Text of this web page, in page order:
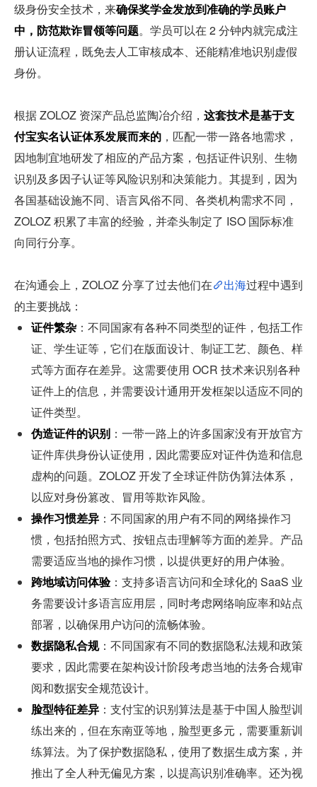
级身份安全技术，来确保奖学金发放到准确的学员账户
中，防范欺诈冒领等问题。学员可以在 2 分钟内就完成注
册认证流程，既免去人工审核成本、还能精准地识别虚假
身份。
根据 ZOLOZ 资深产品总监陶冶介绍， 这套技术是基于支
付宝实名认证体系发展而来的 ，匹配一带一路各地需求，
因地制宜地研发了相应的产品方案，包括证件识别、生物
识别及多因子认证等风险识别和决策能力。其提到，因为
各国基础设施不同、语言风俗不同、各类机构需求不同，
ZOLOZ 积累了丰富的经验，并牵头制定了 ISO 国际标准
向同行分享。
在沟通会上，ZOLOZ 分享了过去他们在 出海过程中遇到
的主要挑战：
证件繁杂 ：不同国家有各种不同类型的证件，包括工作
证、学生证等，它们在版面设计、制证工艺、颜色、样
式等方面存在差异。这需要使用 OCR 技术来识别各种
证件上的信息，并需要设计通用开发框架以适应不同的
证件类型。
伪造证件的识别 ：一带一路上的许多国家没有开放官方
证件库供身份认证使用，因此需要应对证件伪造和信息
虚构的问题。ZOLOZ 开发了全球证件防伪算法体系，
以应对身份篡改、冒用等欺诈风险。
操作习惯差异 ：不同国家的用户有不同的网络操作习
惯，包括拍照方式、按钮点击理解等方面的差异。产品
需要适应当地的操作习惯，以提供更好的用户体验。
跨地域访问体验：支持多语言访问和全球化的 SaaS 业
务需要设计多语言应用层，同时考虑网络响应率和站点
部署，以确保用户访问的流畅体验。
数据隐私合规：不同国家有不同的数据隐私法规和政策
要求，因此需要在架构设计阶段考虑当地的法务合规审
阅和数据安全规范设计。
脸型特征差异 ：支付宝的识别算法是基于中国人脸型训
练出来的，但在东南亚等地，脸型更多元，需要重新训
练算法。为了保护数据隐私，使用了数据生成方案，并
推出了全人种无偏见方案，以提高识别准确率。还为视